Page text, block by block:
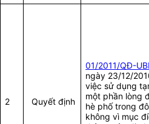
2 Quyết định
01/2011/QĐ-
ngày 23/12/
việc sử dụng
một phần lòng
hè phố trong
không vì mục